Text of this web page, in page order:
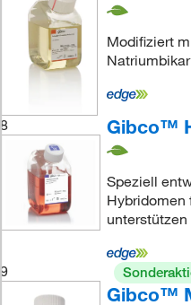
Modifiziert
8 Gibco™
Speziell
Hybridomen
unterstützen
9
Gibco™